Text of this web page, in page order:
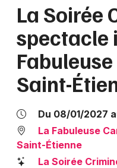
Grands événements
Activité &
Manifestations
Foires & salons
Bordeaux
Colmar
Lille
Lyon
Marseille
Mulhouse
Montpellier
La Soirée
spectacle
Saint-
Du 08/01/2027
La Fabuleuse
Saint-Étienne
La Soirée
Partout
Près de moi
Quand ?
Aujourd'hui
Demain